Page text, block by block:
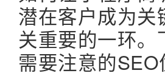
潜在客户成为
关重要的一环
需要注意的SEO